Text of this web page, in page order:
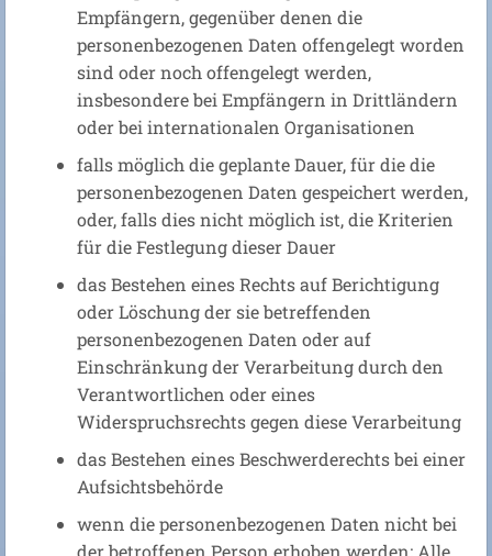
Empfängern, gegenüber denen die
personenbezogenen Daten offengelegt worden
sind oder noch offengelegt werden,
insbesondere bei Empfängern in Drittländern
oder bei internationalen Organisationen
falls möglich die geplante Dauer, für die die
personenbezogenen Daten gespeichert werden,
oder, falls dies nicht möglich ist, die Kriterien
für die Festlegung dieser Dauer
das Bestehen eines Rechts auf Berichtigung
oder Löschung der sie betreffenden
personenbezogenen Daten oder auf
Einschränkung der Verarbeitung durch den
Verantwortlichen oder eines
Widerspruchsrechts gegen diese Verarbeitung
das Bestehen eines Beschwerderechts bei einer
Aufsichtsbehörde
wenn die personenbezogenen Daten nicht bei
der betroffenen Person erhoben werden: Alle